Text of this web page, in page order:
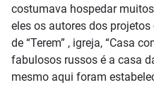
costumava hospedar
eles os autores dos
de “Terem” , igreja, “Casa
fabulosos russos é a casa
mesmo aqui foram